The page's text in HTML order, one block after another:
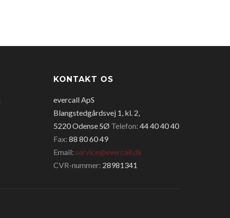
KONTAKT OS
evercall ApS
Blangstedgårdsvej 1, kl. 2,
5220 Odense SØ Telefon: 44 40 40 40
Fax: 88 80 60 49
Email: service@evercall.dk
CVR-nummer: 28981341